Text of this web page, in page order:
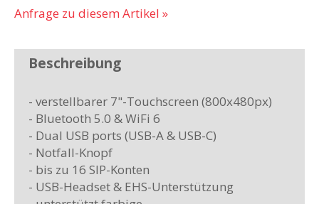
Anfrage zu diesem Artikel »
Beschreibung
- verstellbarer 7"-Touchscreen (800x480px)
- Bluetooth 5.0 & WiFi 6
- Dual USB ports (USB-A & USB-C)
- Notfall-Knopf
- bis zu 16 SIP-Konten
- USB-Headset & EHS-Unterstützung